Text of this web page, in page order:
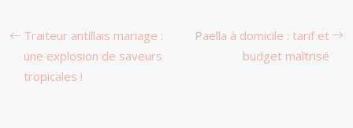
Traiteur antillais mariage :
une explosion de saveurs
tropicales !
Paella à domicile : tarif et
budget maîtrisé